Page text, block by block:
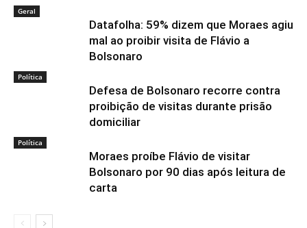
Geral
Datafolha: 59% dizem que Moraes agiu
mal ao proibir visita de Flávio a
Bolsonaro
Política
Defesa de Bolsonaro recorre contra
proibição de visitas durante prisão
domiciliar
Política
Moraes proíbe Flávio de visitar
Bolsonaro por 90 dias após leitura de
carta